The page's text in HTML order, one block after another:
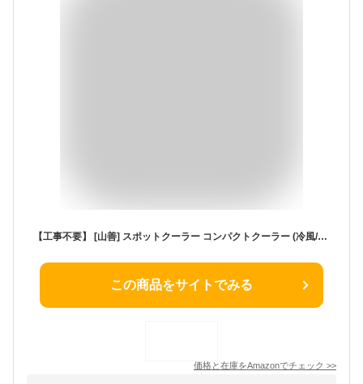
【工事不要】 [山善] スポットクーラー コンパクトクーラー (冷風/ドライ/送風) 除湿量5.0L 冷風2段階 送風3段階 切タイマー 排熱ダクト付き 左右オートルーバー搭載 ホワイト YEC-M03(W)
この商品をサイトでみる
価格と在庫をAmazonでチェック >>